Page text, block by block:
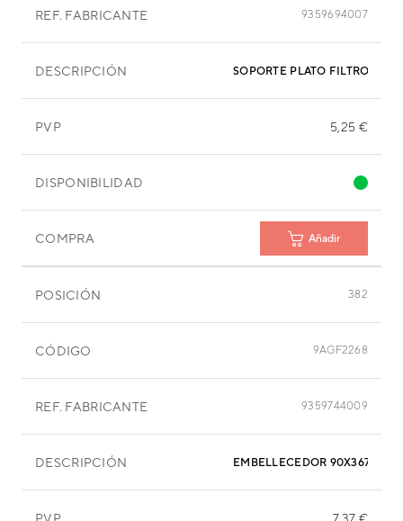
REF. FABRICANTE 9359694007
DESCRIPCIÓN SOPORTE PLATO FILTRO
PVP 5,25 €
DISPONIBILIDAD
COMPRA Añadir
POSICIÓN 382
CÓDIGO 9AGF2268
REF. FABRICANTE 9359744009
DESCRIPCIÓN EMBELLECEDOR 90X367 MM
PVP 7,37 €